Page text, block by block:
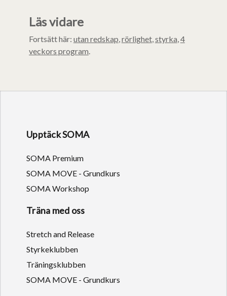
Läs vidare
Fortsätt här: utan redskap,rörlighet,styrka,4
veckors program.
Upptäck SOMA
SOMA Premium
SOMA MOVE - Grundkurs
SOMA Workshop
Träna med oss
Stretch and Release
Styrkeklubben
Träningsklubben
SOMA MOVE - Grundkurs